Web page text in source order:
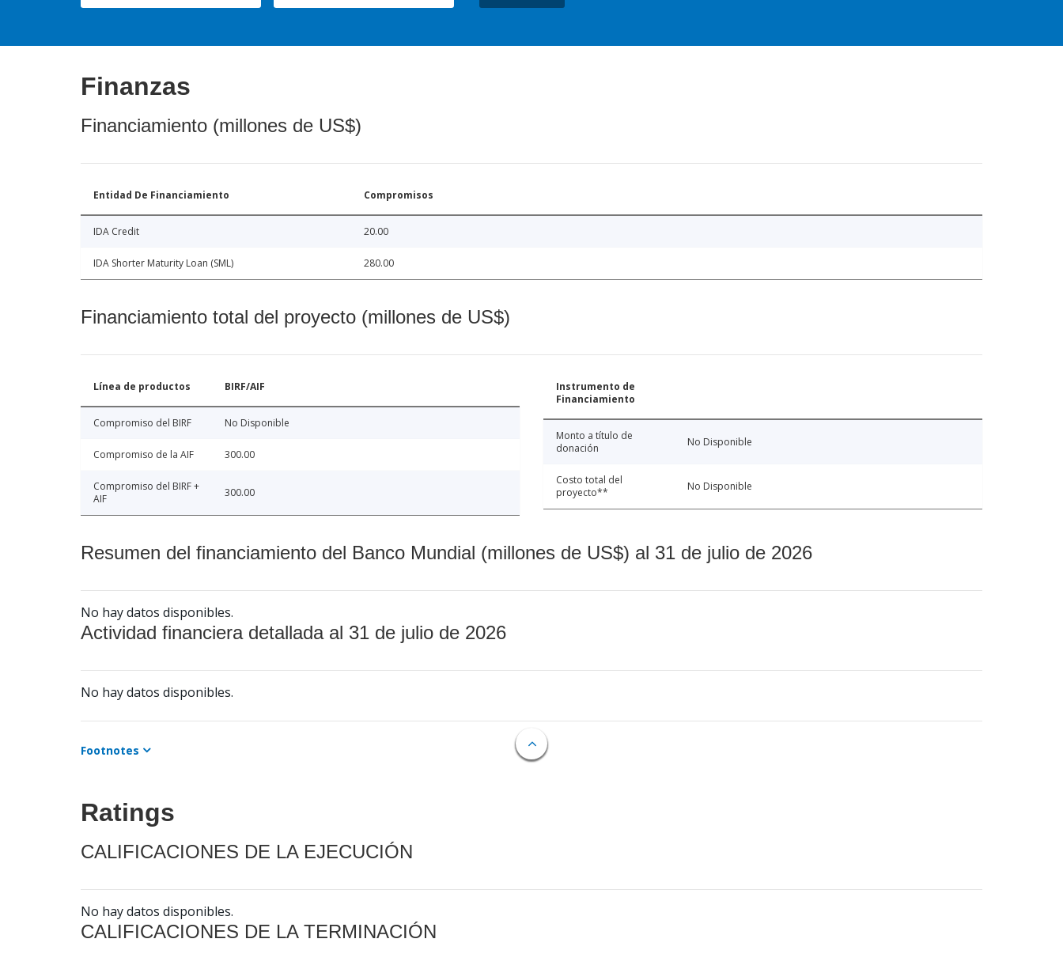
Finanzas
Financiamiento (millones de US$)
Entidad De Financiamiento Compromisos
IDA Credit 20.00
IDA Shorter Maturity Loan (SML) 280.00
Financiamiento total del proyecto (millones de US$)
Línea de productos BIRF/AIF
Compromiso del BIRF No Disponible
Compromiso de la AIF 300.00
Compromiso del BIRF +
AIF
300.00
Instrumento de
Financiamiento
Monto a título de
donación
No Disponible
Costo total del
proyecto**
No Disponible
Resumen del financiamiento del Banco Mundial (millones de US$) al 31 de julio de 2026
No hay datos disponibles.
Actividad financiera detallada al 31 de julio de 2026
No hay datos disponibles.
Footnotes
Ratings
CALIFICACIONES DE LA EJECUCIÓN
No hay datos disponibles.
CALIFICACIONES DE LA TERMINACIÓN